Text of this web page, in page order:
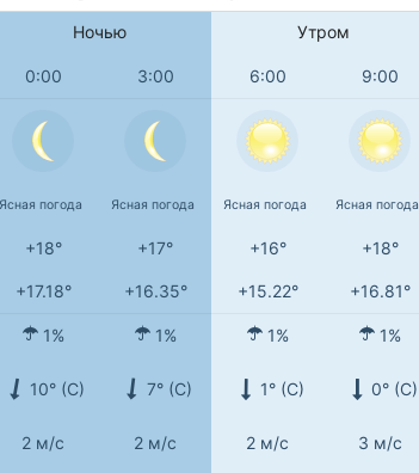
Ночью Утром
0:00 3:00 6:00 9:00
Ясная погода Ясная погода Ясная погода Ясная погода
+18° +17° +16° +18°
+17.18° +16.35° +15.22° +16.81°
1% 1% 1% 1%
10° (С) 7° (С) 1° (С) 0° (С)
2 м/с 2 м/с 2 м/с 3 м/с